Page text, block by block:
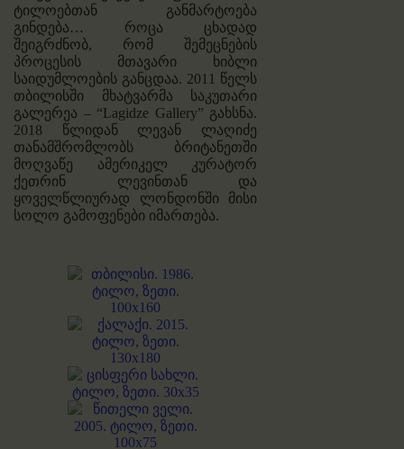
ტილოებთან განმარტოება
გინდება… როცა ცხადად
შეიგრძნობ, რომ შემეცნების
პროცესის მთავარი ხიბლი
საიდუმლოების განცდაა. 2011 წელს
თბილისში მხატვარმა საკუთარი
გალერეა – “Lagidze Gallery” გახსნა.
2018 წლიდან ლევან ლაღიძე
თანამშრომლობს ბრიტანეთში
მოღვაწე ამერიკელ კურატორ
ქეთრინ ლევინთან და
ყოველწლიურად ლონდონში მისი
სოლო გამოფენები იმართება.